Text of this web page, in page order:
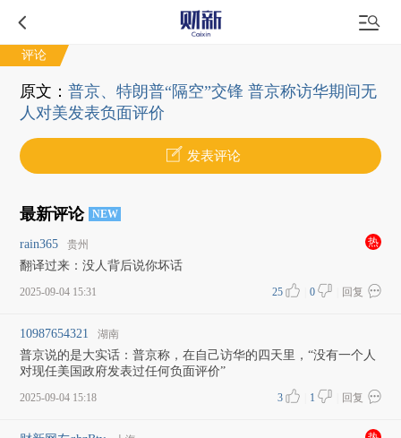
评论
原文：普京、特朗普“隔空”交锋 普京称访华期间无
人对美发表负面评价
发表评论
最新评论 NEW
rain365 贵州 热
翻译过来：没人背后说你坏话
2025-09-04 15:31 回复
0
25
10987654321 湖南
普京说的是大实话：普京称，在自己访华的四天里，“没有一个人
对现任美国政府发表过任何负面评价”
2025-09-04 15:18 回复
1
3